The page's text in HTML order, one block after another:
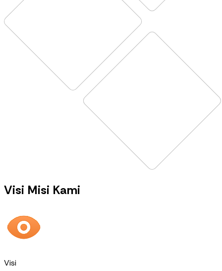
Visi Misi Kami
Visi